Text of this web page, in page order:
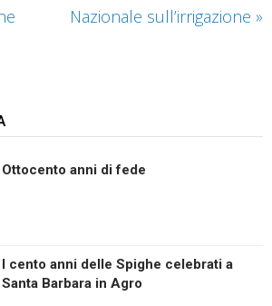
Nazionale sull’irrigazione »
Ottocento anni di fede
I cento anni delle Spighe celebrati a
Santa Barbara in Agro